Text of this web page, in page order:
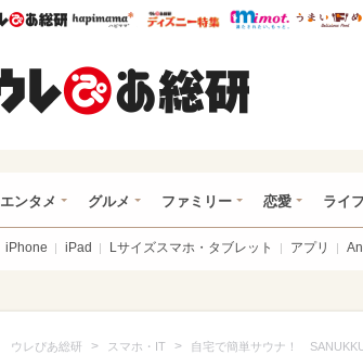
ウレぴあ総研ハピママ* ウレぴあ総研 デ
mimot.
エンタメ グルメ ファミリー 恋愛 ライ
iPhone iPad Lサイズスマホ・タブレット アプリ
ウレぴあ総研 > スマホ・IT > 自宅で簡単サウナ！